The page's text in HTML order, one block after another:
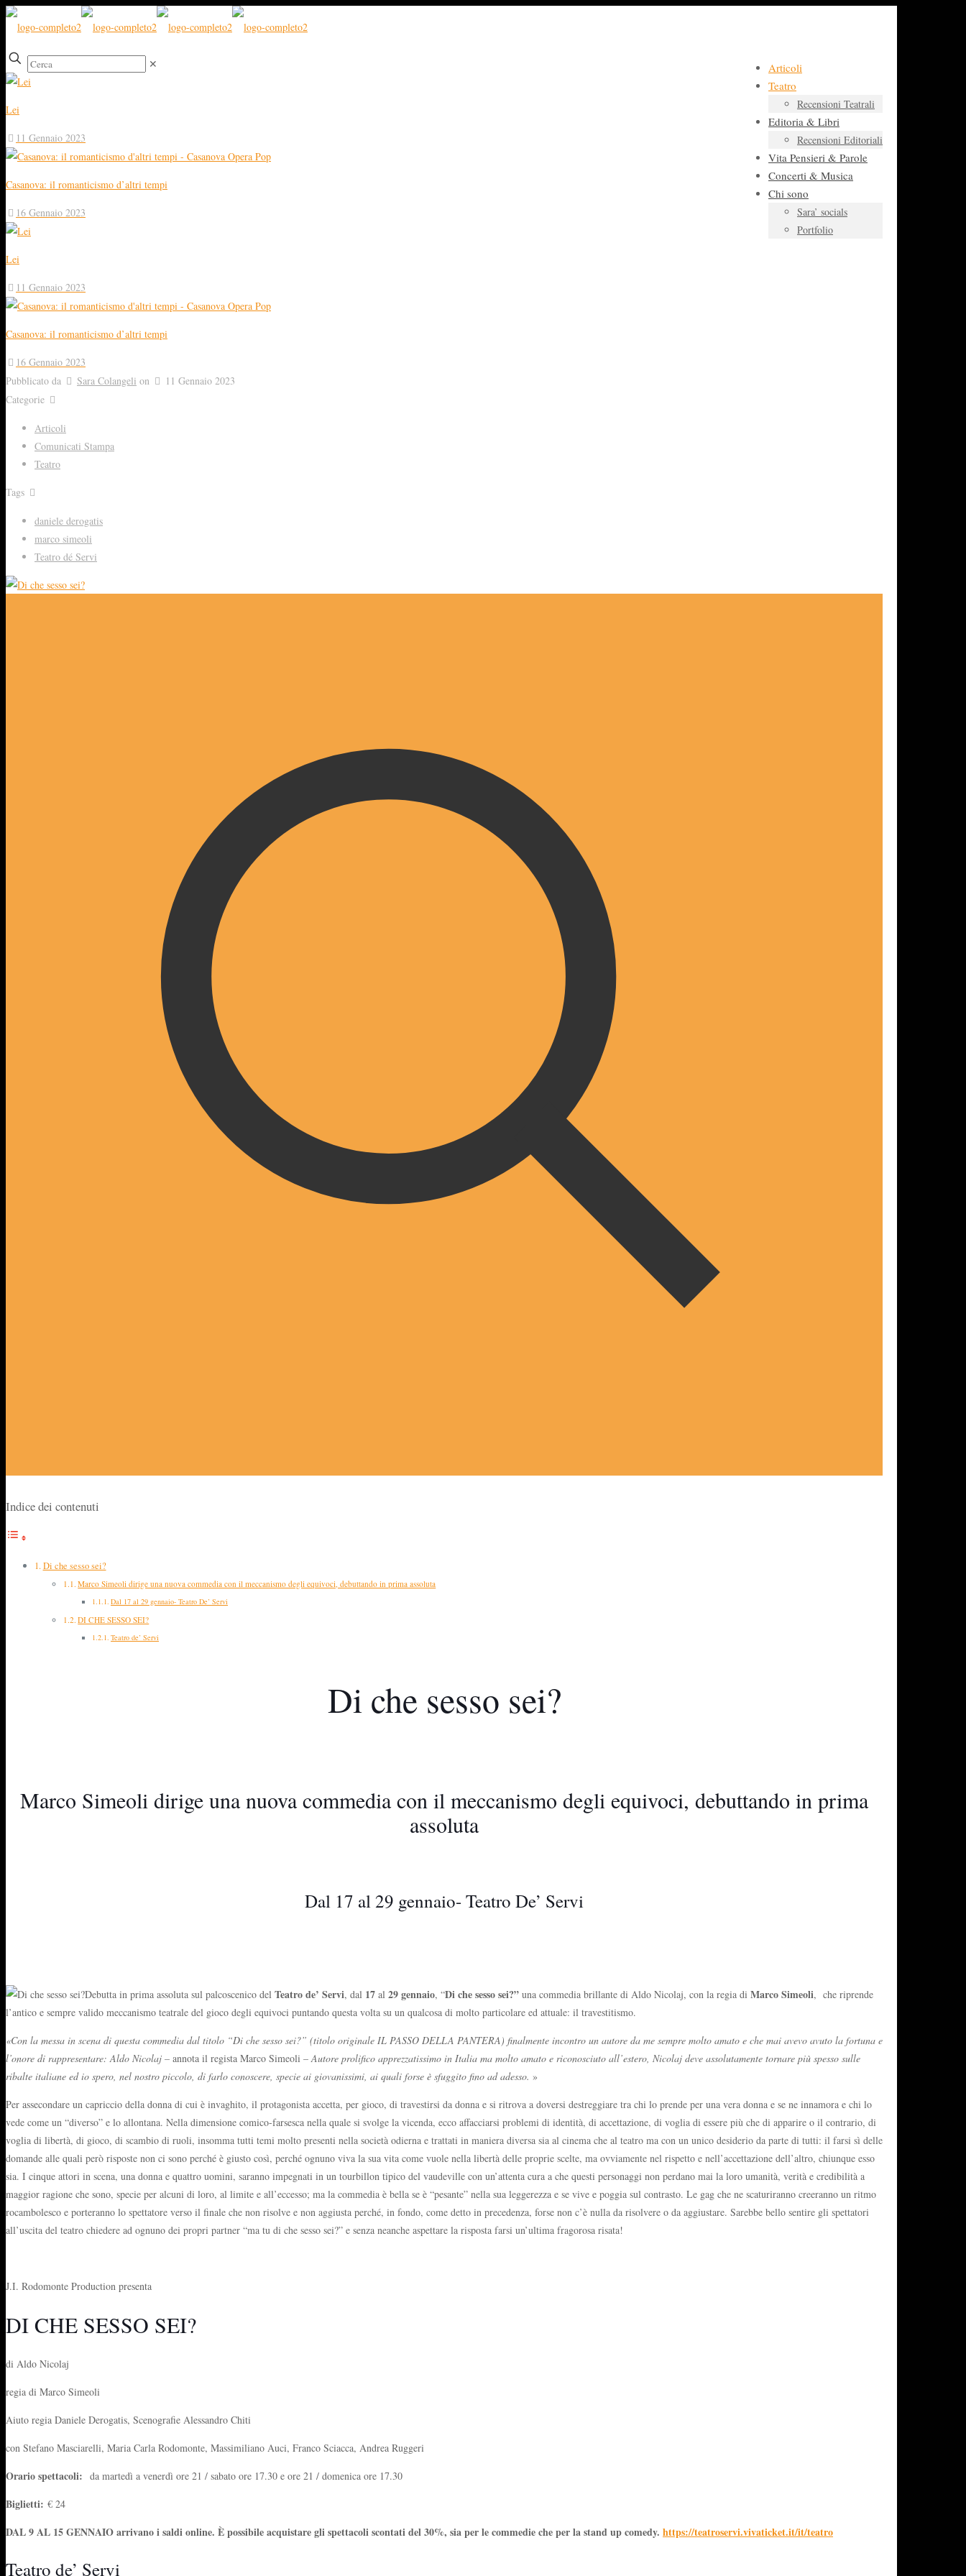
Articoli
Teatro
Recensioni Teatrali
Editoria & Libri
Recensioni Editoriali
Vita Pensieri & Parole
Concerti & Musica
Chi sono
Sara’ socials
Portfolio
✕
Lei
11 Gennaio 2023
Casanova: il romanticismo d’altri tempi
16 Gennaio 2023
Lei
11 Gennaio 2023
Casanova: il romanticismo d’altri tempi
16 Gennaio 2023
Pubblicato da
Sara Colangeli on
11 Gennaio 2023
Categorie
Articoli
Comunicati Stampa
Teatro
Tags
daniele derogatis
marco simeoli
Teatro dé Servi
Indice dei contenuti
Di che sesso sei?
Marco Simeoli dirige una nuova commedia con il meccanismo degli equivoci, debuttando in prima assoluta
Dal 17 al 29 gennaio- Teatro De’ Servi
DI CHE SESSO SEI?
Teatro de’ Servi
Di che sesso sei?
Marco Simeoli dirige una nuova commedia con il meccanismo degli equivoci, debuttando in prima
assoluta
Dal 17 al 29 gennaio- Teatro De’ Servi
Debutta in prima assoluta sul palcoscenico del Teatro de’ Servi, dal 17 al 29 gennaio, “Di che sesso sei?” una commedia brillante di Aldo Nicolaj, con la regia di Marco Simeoli, che riprende
l’antico e sempre valido meccanismo teatrale del gioco degli equivoci puntando questa volta su un qualcosa di molto particolare ed attuale: il travestitismo.
«Con la messa in scena di questa commedia dal titolo “Di che sesso sei?” (titolo originale IL PASSO DELLA PANTERA) finalmente incontro un autore da me sempre molto amato e che mai avevo avuto la fortuna e
l’onore di rappresentare: Aldo Nicolaj – annota il regista Marco Simeoli – Autore prolifico apprezzatissimo in Italia ma molto amato e riconosciuto all’estero, Nicolaj deve assolutamente tornare più spesso sulle
ribalte italiane ed io spero, nel nostro piccolo, di farlo conoscere, specie ai giovanissimi, ai quali forse è sfuggito fino ad adesso. »
Per assecondare un capriccio della donna di cui è invaghito, il protagonista accetta, per gioco, di travestirsi da donna e si ritrova a doversi destreggiare tra chi lo prende per una vera donna e se ne innamora e chi lo
vede come un “diverso” e lo allontana. Nella dimensione comico-farsesca nella quale si svolge la vicenda, ecco affacciarsi problemi di identità, di accettazione, di voglia di essere più che di apparire o il contrario, di
voglia di libertà, di gioco, di scambio di ruoli, insomma tutti temi molto presenti nella società odierna e trattati in maniera diversa sia al cinema che al teatro ma con un unico desiderio da parte di tutti: il farsi sì delle
domande alle quali però risposte non ci sono perché è giusto così, perché ognuno viva la sua vita come vuole nella libertà delle proprie scelte, ma ovviamente nel rispetto e nell’accettazione dell’altro, chiunque esso
sia. I cinque attori in scena, una donna e quattro uomini, saranno impegnati in un tourbillon tipico del vaudeville con un’attenta cura a che questi personaggi non perdano mai la loro umanità, verità e credibilità a
maggior ragione che sono, specie per alcuni di loro, al limite e all’eccesso; ma la commedia è bella se è “pesante” nella sua leggerezza e se vive e poggia sul contrasto. Le gag che ne scaturiranno creeranno un ritmo
rocambolesco e porteranno lo spettatore verso il finale che non risolve e non aggiusta perché, in fondo, come detto in precedenza, forse non c’è nulla da risolvere o da aggiustare. Sarebbe bello sentire gli spettatori
all’uscita del teatro chiedere ad ognuno dei propri partner “ma tu di che sesso sei?” e senza neanche aspettare la risposta farsi un’ultima fragorosa risata!
J.I. Rodomonte Production presenta
DI CHE SESSO SEI?
di Aldo Nicolaj
regia di Marco Simeoli
Aiuto regia Daniele Derogatis, Scenografie Alessandro Chiti
con Stefano Masciarelli, Maria Carla Rodomonte, Massimiliano Auci, Franco Sciacca, Andrea Ruggeri
Orario spettacoli: da martedì a venerdì ore 21 / sabato ore 17.30 e ore 21 / domenica ore 17.30
Biglietti: € 24
DAL 9 AL 15 GENNAIO arrivano i saldi online. È possibile acquistare gli spettacoli scontati del 30%, sia per le commedie che per la stand up comedy. https://teatroservi.vivaticket.it/it/teatro
Teatro de’ Servi